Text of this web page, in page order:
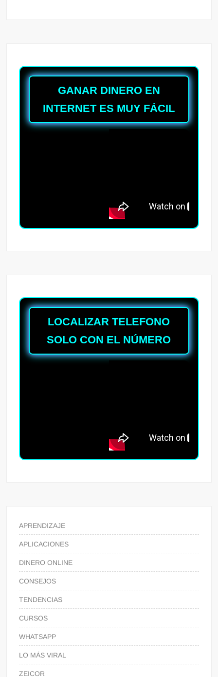
GANAR DINERO EN
INTERNET ES MUY FÁCIL
LOCALIZAR TELEFONO
SOLO CON EL NÚMERO
APRENDIZAJE
APLICACIONES
DINERO ONLINE
CONSEJOS
TENDENCIAS
CURSOS
WHATSAPP
LO MÁS VIRAL
ZEICOR